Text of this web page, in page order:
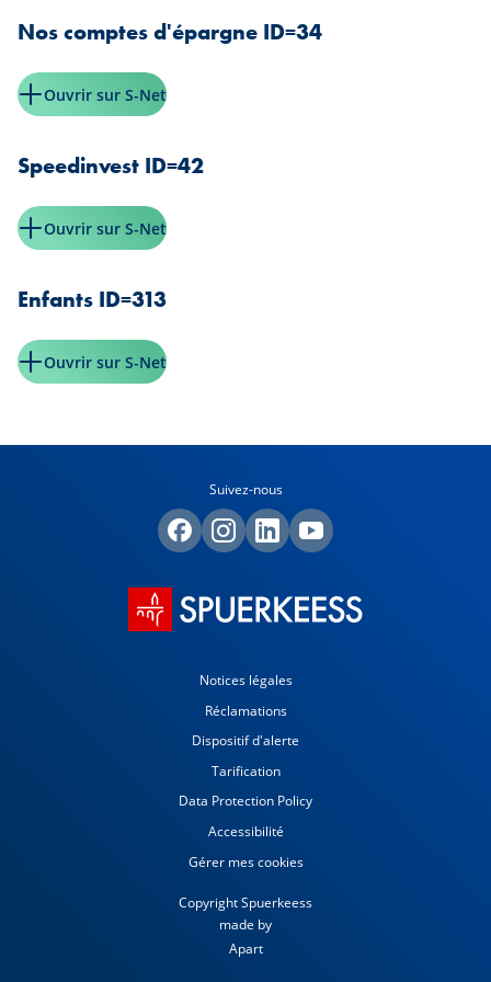
Nos comptes d'épargne ID=34
Ouvrir sur S-Net
Speedinvest ID=42
Ouvrir sur S-Net
Enfants ID=313
Ouvrir sur S-Net
Suivez-nous
Notices légales
Réclamations
Dispositif d'alerte
Tarification
Data Protection Policy
Accessibilité
Gérer mes cookies
Copyright Spuerkeess
made by
Apart